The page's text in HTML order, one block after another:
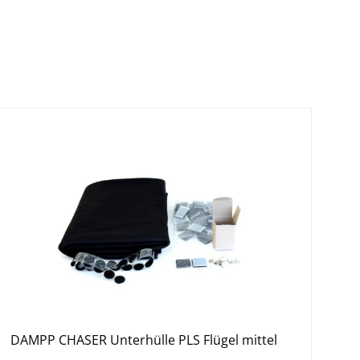
entfernt ist, ein Absinken der Feuchtigkeit
aus und setzt den Entfeuchter in
registriert, dass der Resonanzboden
Jahr für Jahr fort, wodurch Ihr Klavier von den
DAMPP CHASER Unterhülle PLS Flügel mittel